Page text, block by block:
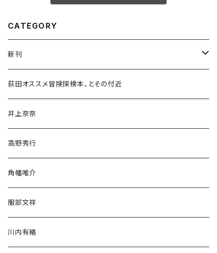
CATEGORY
新刊
和書
文学・小説・物語
随筆・ノンフィクション・その他
荻田オススメ冒険探検本、とその付近
井上奈奈
高野秀行
角幡唯介
服部文祥
川内有緒